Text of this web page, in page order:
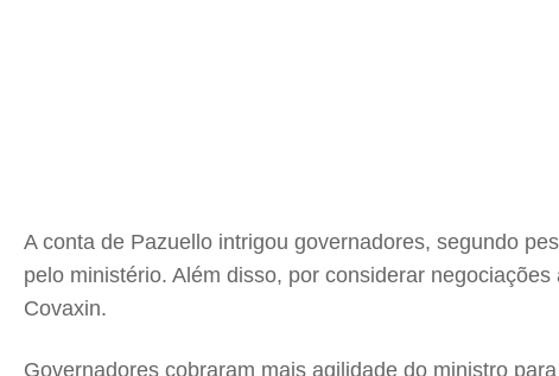
A conta de Pazuello intrigou governadores, segundo
pelo ministério. Além disso, por considerar
Covaxin.
Governadores cobraram mais agilidade do ministro